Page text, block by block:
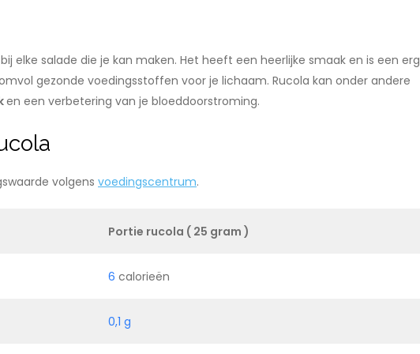
elke salade die je kan maken. Het heeft een heerlijke smaak en is een erg
gezonde voedingsstoffen voor je lichaam. Rucola kan onder andere
en een verbetering van je bloeddoorstroming.
volgens voedingscentrum.
Portie rucola ( 25 gram )
6 calorieën
0,1 g